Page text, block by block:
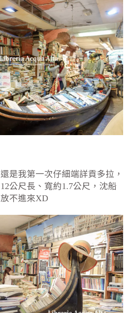
是我第一次仔細端詳貢多拉，
公尺長、寬約1.7公尺，沈船
不進來XD